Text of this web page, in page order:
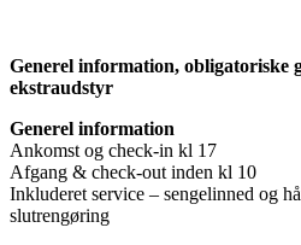
Generel information, obligatoriske
ekstraudstyr
Generel information
Ankomst og check-in kl 17
Afgang & check-out inden kl 10
Inkluderet service – sengelinned og
slutrengøring